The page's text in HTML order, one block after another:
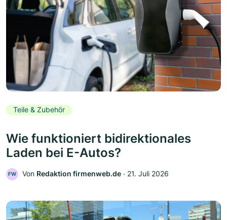
Teile & Zubehör
Wie funktioniert bidirektionales
Laden bei E-Autos?
FW Von Redaktion firmenweb.de ‧ 21. Juli 2026